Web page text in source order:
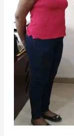
Livre/
Cotonou